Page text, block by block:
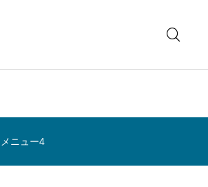
メニュー4